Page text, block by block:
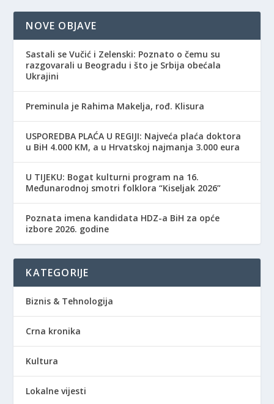
NOVE OBJAVE
Sastali se Vučić i Zelenski: Poznato o čemu su
razgovarali u Beogradu i što je Srbija obećala
Ukrajini
Preminula je Rahima Makelja, rođ. Klisura
USPOREDBA PLAĆA U REGIJI: Najveća plaća doktora
u BiH 4.000 KM, a u Hrvatskoj najmanja 3.000 eura
​U TIJEKU: Bogat kulturni program na 16.
Međunarodnoj smotri folklora “Kiseljak 2026”
Poznata imena kandidata HDZ-a BiH za opće
izbore 2026. godine
KATEGORIJE
Biznis & Tehnologija
Crna kronika
Kultura
Lokalne vijesti